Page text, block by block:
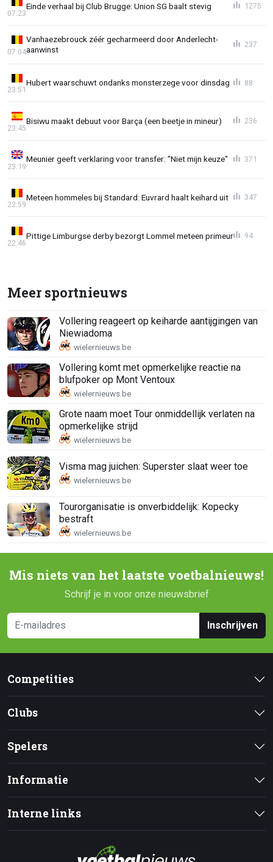
Einde verhaal bij Club Brugge: Union SG baalt stevig
07:23
1275
Vanhaezebrouck zéér gecharmeerd door Anderlecht-
aanwinst
07:04
237
Hubert waarschuwt ondanks monsterzege voor dinsdag
23:51
88
Bisiwu maakt debuut voor Barça (een beetje in mineur)
23:45
236
Meunier geeft verklaring voor transfer: "Niet mijn keuze"
23:19
371
Meteen hommeles bij Standard: Euvrard haalt keihard uit
22:59
347
Pittige Limburgse derby bezorgt Lommel meteen primeur
22:46
94
Meer sportnieuws
Vollering reageert op keiharde aantijgingen van
Niewiadoma
Vollering komt met opmerkelijke reactie na
blufpoker op Mont Ventoux
Grote naam moet Tour onmiddellijk verlaten na
opmerkelijke strijd
Visma mag juichen: Superster slaat weer toe
Tourorganisatie is onverbiddelijk: Kopecky
bestraft
Mis niets van het laatste voetbalnieuws!
Schrijf je in voor onze nieuwsbrief
Inschrijven
Competities
Clubs
Spelers
Informatie
Interne links